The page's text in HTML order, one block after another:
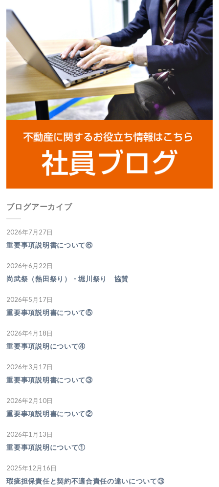
ブログアーカイブ
2026年7月27日
重要事項説明書について⑥
2026年6月22日
尚武祭（熱田祭り）・堀川祭り 協賛
2026年5月17日
重要事項説明書について⑤
2026年4月18日
重要事項説明について④
2026年3月17日
重要事項説明書について③
2026年2月10日
重要事項説明書について②
2026年1月13日
重要事項説明について①
2025年12月16日
瑕疵担保責任と契約不適合責任の違いについて③